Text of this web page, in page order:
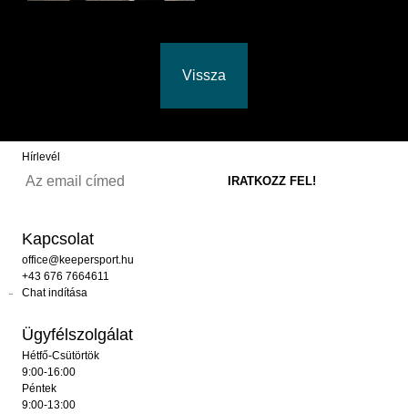
Vissza
Hírlevél
Kapcsolat
office@keepersport.hu
+43 676 7664611
Chat indítása
Ügyfélszolgálat
Hétfő-Csütörtök
9:00-16:00
Péntek
9:00-13:00